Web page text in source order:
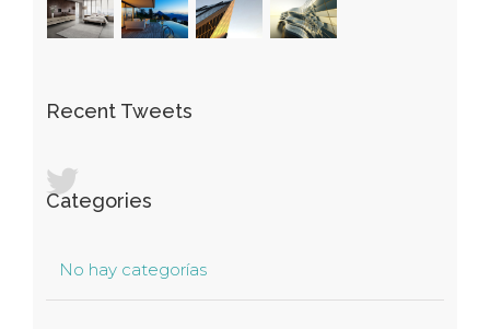
Recent Tweets
Categories
No hay categorías